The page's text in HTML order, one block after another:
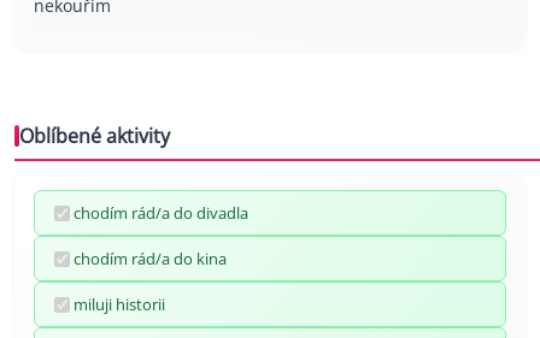
nekouřím
Oblíbené aktivity
chodím rád/a do divadla
chodím rád/a do kina
miluji historii